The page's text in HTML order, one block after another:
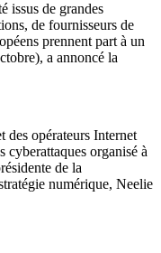
issus de grandes
de fournisseurs de
prennent part à un
a annoncé la
des opérateurs Internet
cyberattaques organisé à
de la
numérique, Neelie